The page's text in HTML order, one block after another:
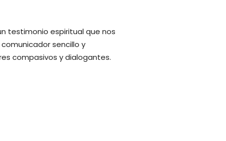
testimonio espiritual que nos
sencillo y
compasivos y dialogantes.